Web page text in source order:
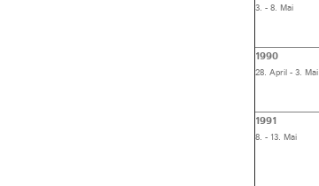
3. - 8. Mai
1990
28. April - 3. Mai
1991
8. - 13. Mai